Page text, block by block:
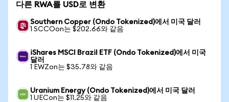
다른 RWA를 USD로 변환
Southern Copper (Ondo Tokenized)에서 미국 달러
1 SCCOon는 $202.66와 같음
iShares MSCI Brazil ETF (Ondo Tokenized)에서 미국
달러
1 EWZon는 $35.78와 같음
Uranium Energy (Ondo Tokenized)에서 미국 달러
1 UECon는 $11.25와 같음